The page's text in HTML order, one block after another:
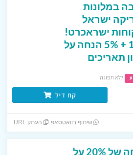
במלונות
ישראל
ישראכרט!
15% + 5% הנחה על
תאריכים
ללא תפוגה
קח דיל
שיתוף בוואטסאפ העתק URL
הנחה של 20% על